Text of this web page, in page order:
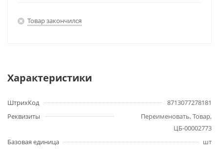
Товар закончился
Характеристики
ШтрихКод
8713077278181
Реквизиты
Переименовать, Товар,
ЦБ-00002773
Базовая единица
шт